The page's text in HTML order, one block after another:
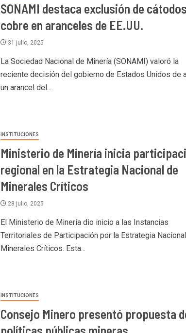
SONAMI destaca exclusión de
cobre en aranceles de EE.UU.
31 julio, 2025
La Sociedad Nacional de Minería (SONAMI) valoró la
reciente decisión del gobierno de Estados Unidos de
un arancel del...
INSTITUCIONES
Ministerio de Minería inicia
regional en la Estrategia Nacional de
Minerales Críticos
28 julio, 2025
El Ministerio de Minería dio inicio a las Instancias
Territoriales de Participación por la Estrategia
Minerales Críticos. Esta...
INSTITUCIONES
Consejo Minero presentó propuesta